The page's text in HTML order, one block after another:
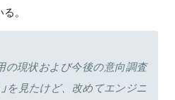
。
の現状および今後の意向調査
を見たけど、改めてエンジニ